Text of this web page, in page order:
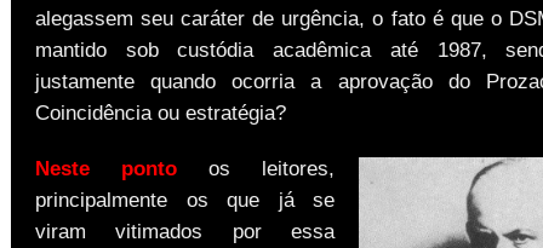
alegassem seu caráter de urgência, o fato é que o
mantido sob custódia acadêmica até 1987,
justamente quando ocorria a aprovação do
Coincidência ou estratégia?
Neste ponto os leitores,
principalmente os que já se
viram vitimados por essa